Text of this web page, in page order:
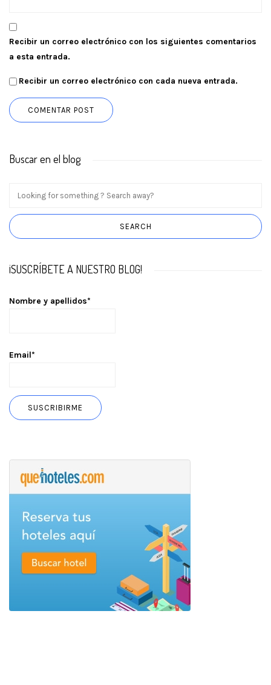
Recibir un correo electrónico con los siguientes comentarios
a esta entrada.
Recibir un correo electrónico con cada nueva entrada.
Buscar en el blog
¡SUSCRÍBETE A NUESTRO BLOG!
Nombre y apellidos*
Email*